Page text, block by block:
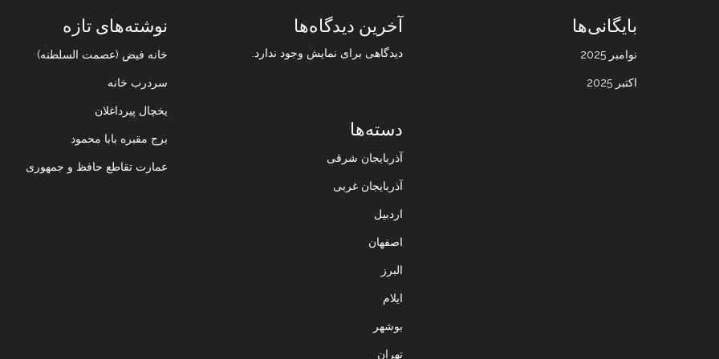
نوشته‌های تازه
خانه فیض (عصمت السلطنه)
سردرب خانه
یخچال پیرداغلان
برج مقبره بابا محمود
عمارت تقاطع حافظ و جمهوری
آخرین دیدگاه‌ها
دیدگاهی برای نمایش وجود ندارد.
بایگانی‌ها
نوامبر 2025
اکتبر 2025
دسته‌ها
آذربایجان شرقی
آذربایجان غربی
اردبیل
اصفهان
البرز
ایلام
بوشهر
تهران